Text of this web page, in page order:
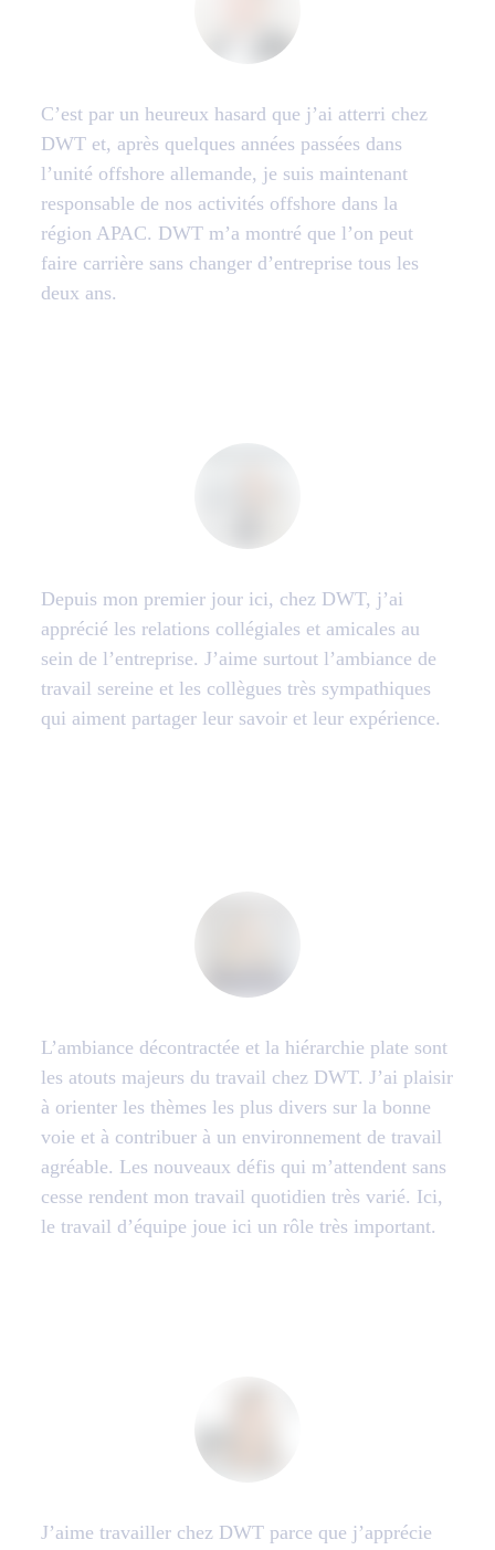
C’est par un heureux hasard que j’ai atterri chez
DWT et, après quelques années passées dans
l’unité offshore allemande, je suis maintenant
responsable de nos activités offshore dans la
région APAC. DWT m’a montré que l’on peut
faire carrière sans changer d’entreprise tous les
deux ans.
Depuis mon premier jour ici, chez DWT, j’ai
apprécié les relations collégiales et amicales au
sein de l’entreprise. J’aime surtout l’ambiance de
travail sereine et les collègues très sympathiques
qui aiment partager leur savoir et leur expérience.
L’ambiance décontractée et la hiérarchie plate sont
les atouts majeurs du travail chez DWT. J’ai plaisir
à orienter les thèmes les plus divers sur la bonne
voie et à contribuer à un environnement de travail
agréable. Les nouveaux défis qui m’attendent sans
cesse rendent mon travail quotidien très varié. Ici,
le travail d’équipe joue ici un rôle très important.
J’aime travailler chez DWT parce que j’apprécie